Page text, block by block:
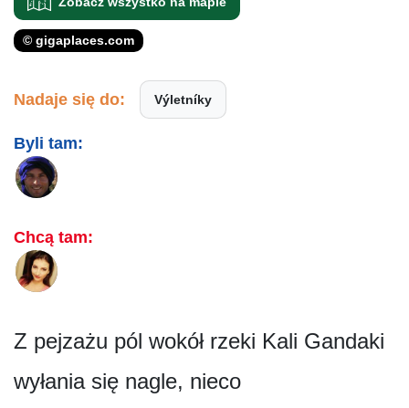
© gigaplaces.com
Nadaje się do: Výletníky
Byli tam:
Chcą tam:
Z pejzażu pól wokół rzeki Kali Gandaki
wyłania się nagle, nieco